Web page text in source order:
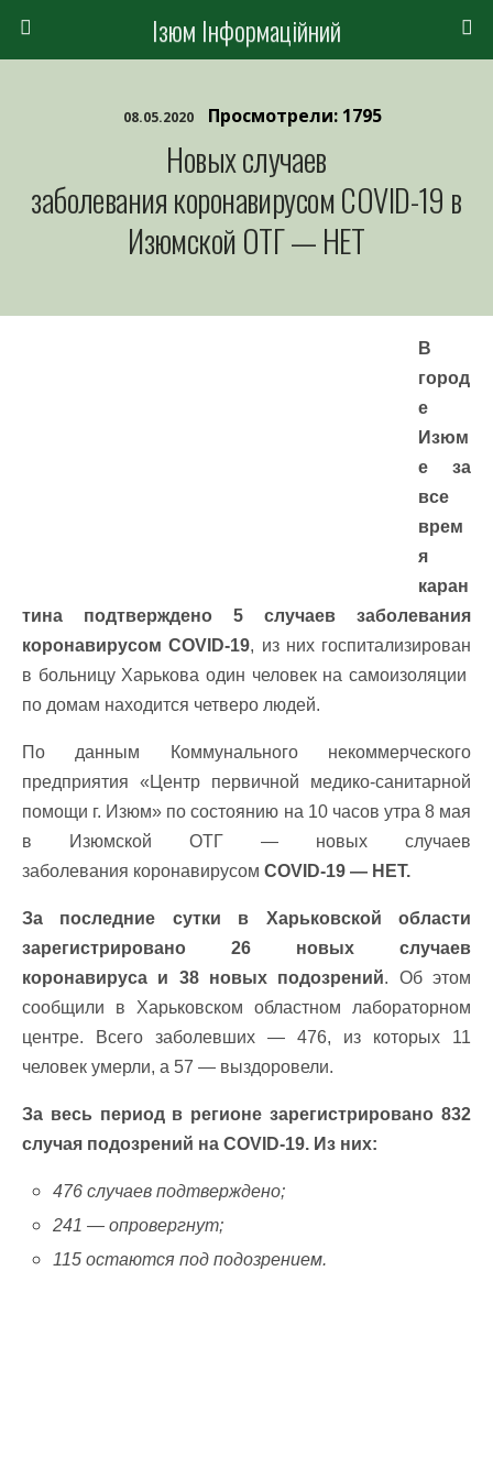
Ізюм Інформаційний
08.05.2020 Просмотрели: 1795
Новых случаев
заболевания коронавирусом COVID-19 в
Изюмской ОТГ — НЕТ
В
город
е
Изюм
е за
все
врем
я
каран
тина подтверждено 5 случаев заболевания
коронавирусом COVID-19, из них госпитализирован
в больницу Харькова один человек на самоизоляции
по домам находится четверо людей.
По данным Коммунального некоммерческого
предприятия «Центр первичной медико-санитарной
помощи г. Изюм» по состоянию на 10 часов утра 8 мая
в Изюмской ОТГ — новых случаев
заболевания коронавирусом COVID-19 — НЕТ.
За последние сутки в Харьковской области
зарегистрировано 26 новых случаев
коронавируса и 38 новых подозрений. Об этом
сообщили в Харьковском областном лабораторном
центре. Всего заболевших — 476, из которых 11
человек умерли, а 57 — выздоровели.
За весь период в регионе зарегистрировано 832
случая подозрений на COVID-19. Из них:
476 случаев подтверждено;
241 — опровергнут;
115 остаются под подозрением.